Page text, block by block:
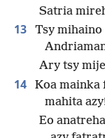
Satria
13
Tsy
Ary tsy
14
Koa mainka
mahita
Eo